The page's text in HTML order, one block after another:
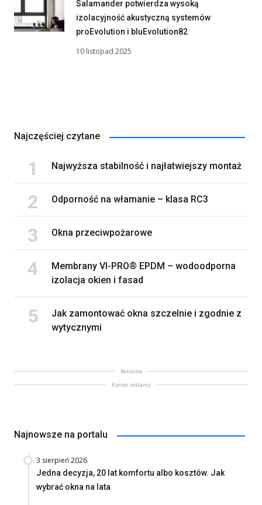
Salamander potwierdza wysoką
izolacyjność akustyczną systemów
proEvolution i bluEvolution82
10 listopad 2025
Najczęściej czytane
Najwyższa stabilność i najłatwiejszy montaż
Odporność na włamanie – klasa RC3
Okna przeciwpożarowe
Membrany VI-PRO® EPDM – wodoodporna
izolacja okien i fasad
Jak zamontować okna szczelnie i zgodnie z
wytycznymi
Reklama
Koniec reklamy
Najnowsze na portalu
3 sierpień 2026
Jedna decyzja, 20 lat komfortu albo kosztów. Jak
wybrać okna na lata